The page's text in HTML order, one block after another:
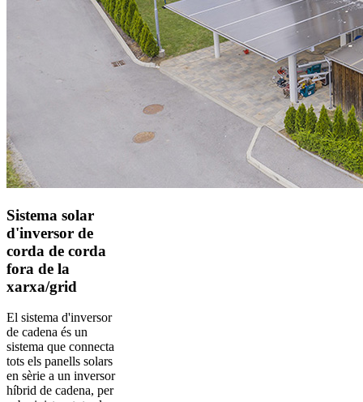
Sistema solar
d'inversor de
corda de corda
fora de la
xarxa/grid
El sistema d'inversor
de cadena és un
sistema que connecta
tots els panells solars
en sèrie a un inversor
híbrid de cadena, per